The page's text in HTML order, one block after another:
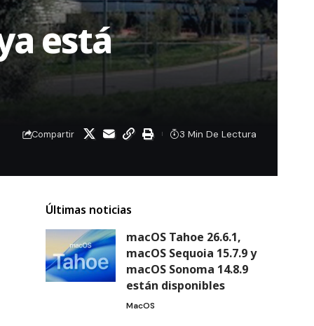
está
Compartir 3 Min De Lectura
Últimas noticias
macOS Tahoe 26.6.1,
macOS Sequoia 15.7.9 y
macOS Sonoma 14.8.9
están disponibles
MacOS